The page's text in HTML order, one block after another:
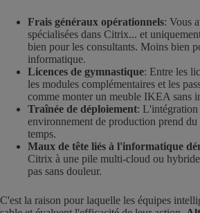
Frais généraux opérationnels: Vous
spécialisées dans Citrix... et
bien pour les consultants. Moins bien
informatique.
Licences de gymnastique: Entre les
les modules complémentaires et les
comme monter un meuble IKEA sans
Traînée de déploiement:
environnement de production prend du
temps.
Maux de tête liés à l'informatique
Citrix à une pile multi-cloud ou
pas sans douleur.
C'est la raison pour laquelle les équipes